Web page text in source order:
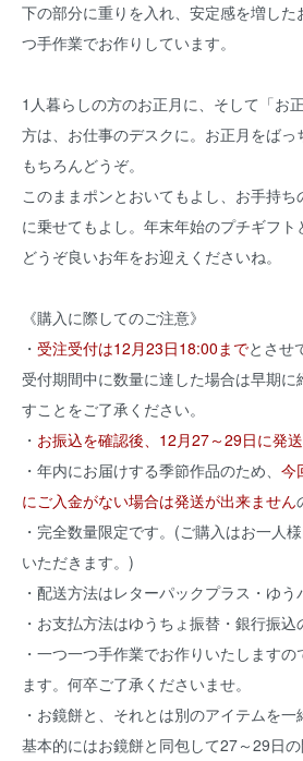
下の部分に重りを入れ、安定感を増した
つ手作業でお作りしています。
1人暮らしの方のお正月に、そして「お
方は、お仕事のデスクに。お正月をばっ
もちろんどうぞ。
このままポンとおいてもよし、お手持
に乗せてもよし。年末年始のプチギフト
どうぞ良いお年をお迎えくださいね。
《購入に際してのご注意》
・ 受注受付は12月23日18:00までとさせ
受付期間中に数量に達した場合は早期に
すことをご了承ください。
・ お振込を確認後、12月27～29日に発送
・年内にお届けする季節作品のため、 今
にご入金がない場合は発送が出来ません
・完全数量限定です。(ご購入はお一人
いただきます。)
・配送方法はレターパックプラス・ゆう
・お支払方法はゆうちょ振替・銀行振込
・一つ一つ手作業でお作りいたします
ます。何卒ご了承くださいませ。
・お鏡餅と、それとは別のアイテムを一
基本的にはお鏡餅と同包して27～29日